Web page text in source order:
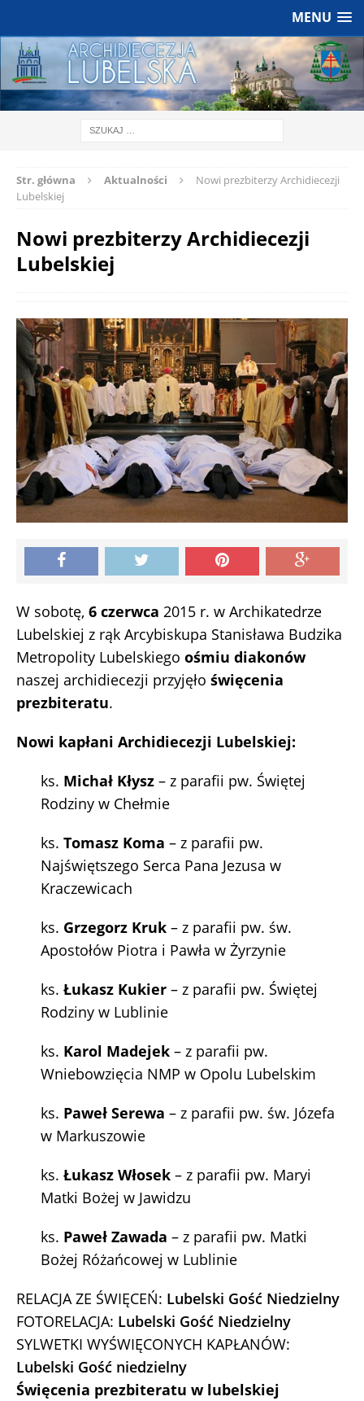
MENU
Str. główna Aktualności
Nowi prezbiterzy Archidiecezji
Lubelskiej
Nowi prezbiterzy Archidiecezji
Lubelskiej
W sobotę, 6 czerwca 2015 r. w Archikatedrze
Lubelskiej z rąk Arcybiskupa Stanisława Budzika
Metropolity Lubelskiego ośmiu diakonów
naszej archidiecezji przyjęło święcenia
prezbiteratu.
Nowi kapłani Archidiecezji Lubelskiej:
ks. Michał Kłysz – z parafii pw. Świętej
Rodziny w Chełmie
ks. Tomasz Koma – z parafii pw.
Najświętszego Serca Pana Jezusa w
Kraczewicach
ks. Grzegorz Kruk – z parafii pw. św.
Apostołów Piotra i Pawła w Żyrzynie
ks. Łukasz Kukier – z parafii pw. Świętej
Rodziny w Lublinie
ks. Karol Madejek – z parafii pw.
Wniebowzięcia NMP w Opolu Lubelskim
ks. Paweł Serewa – z parafii pw. św. Józefa
w Markuszowie
ks. Łukasz Włosek – z parafii pw. Maryi
Matki Bożej w Jawidzu
ks. Paweł Zawada – z parafii pw. Matki
Bożej Różańcowej w Lublinie
RELACJA ZE ŚWIĘCEŃ: Lubelski Gość Niedzielny
FOTORELACJA: Lubelski Gość Niedzielny
SYLWETKI WYŚWIĘCONYCH KAPŁANÓW:
Lubelski Gość niedzielny
Święcenia prezbiteratu w lubelskiej